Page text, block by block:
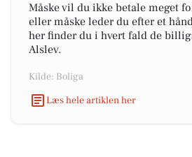
Måske vil du ikke betale meget
eller måske leder du efter et
her finder du i hvert fald de
Alslev.
Kilde: Boliga
Læs hele artiklen her